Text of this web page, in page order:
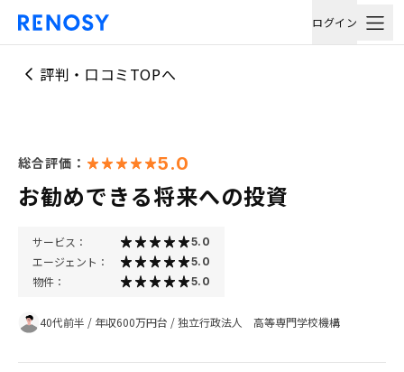
ログイン
評判・口コミTOPへ
総合評価： 5.0
お勧めできる将来への投資
サービス： 5.0
エージェント： 5.0
物件： 5.0
40代前半 / 年収600万円台 /独立行政法人 高等専門学校機構